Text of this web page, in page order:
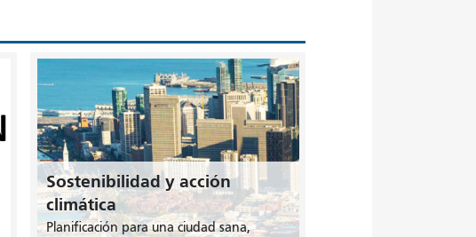
Sostenibilidad y acción
climática
Planificación para una ciudad sana,